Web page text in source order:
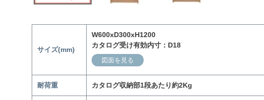
サイズ(mm)
W600xD300xH1200
カタログ受け有効内寸：D18
図面を見る
耐荷重 カタログ収納部1段あたり約2Kg